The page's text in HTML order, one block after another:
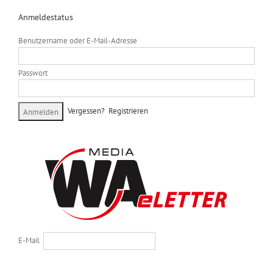
Anmeldestatus
Benutzername oder E-Mail-Adresse
Passwort
Vergessen? Registrieren
E-Mail